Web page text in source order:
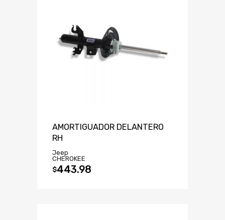
AMORTIGUADOR DELANTERO
RH
Jeep
CHEROKEE
$443.98